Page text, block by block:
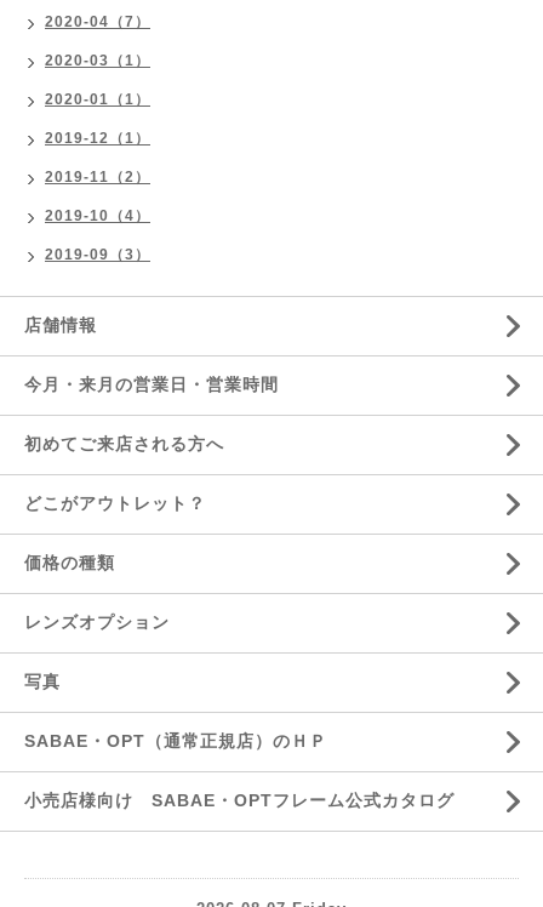
2020-04（7）
2020-03（1）
2020-01（1）
2019-12（1）
2019-11（2）
2019-10（4）
2019-09（3）
店舗情報
今月・来月の営業日・営業時間
初めてご来店される方へ
どこがアウトレット？
価格の種類
レンズオプション
写真
SABAE・OPT（通常正規店）のＨＰ
小売店様向け SABAE・OPTフレーム公式カタログ